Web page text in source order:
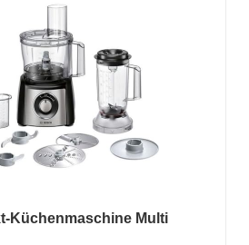
Küchenmaschine Multi